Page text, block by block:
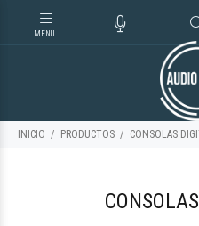
INICIO PRODUCTOS CONSOLAS